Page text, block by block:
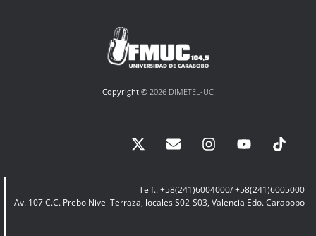
Copyright © 2026 DIMETEL-UC
Telf.: +58(241)6004000/ +58(241)6005000
Av. 107 C.C. Prebo Nivel Terraza, locales S02-S03, Valencia Edo. Carabobo